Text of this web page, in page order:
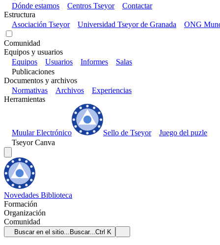
Dónde estamos
Centros Tseyor
Contactar
Estructura
Asociación Tseyor
Universidad Tseyor de Granada ONG
Comunidad
Equipos y usuarios
Equipos
Usuarios Informes
Salas
Publicaciones
Documentos y archivos
Normativas
Archivos
Experiencias
Herramientas
Muular Electrónico Sello de Tseyor
Juego del puzle
Tseyor Canva
Novedades Biblioteca
Formación
Organización
Comunidad
Buscar en el sitio... Buscar...Ctrl K